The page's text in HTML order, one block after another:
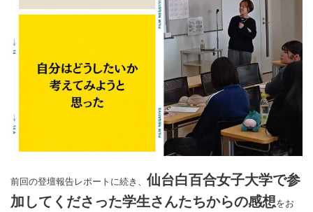
前回の登壇報告レポートに続き、 仙台白百合女子大学で参
加してくださった学生さんたちからの感想をお